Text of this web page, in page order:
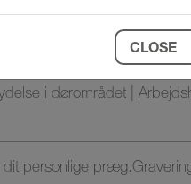
design-håndvaskesæt
i dørområdet |
personlige
CLOSE